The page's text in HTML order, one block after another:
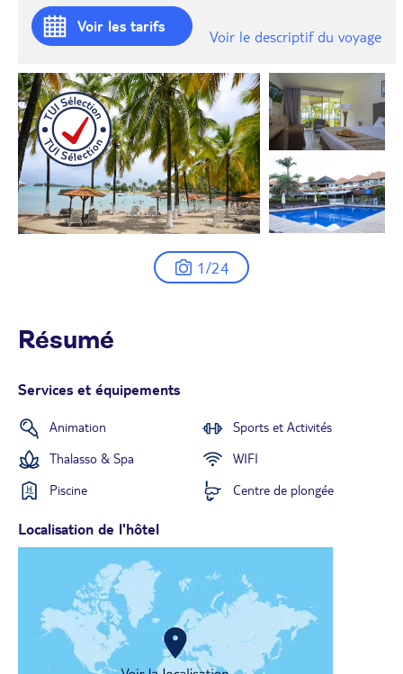
Voir les tarifs
Voir le descriptif du voyage
1/24
Résumé
Services et équipements
Animation
Sports et Activités
Thalasso & Spa
WIFI
Piscine
Centre de plongée
Localisation de l'hôtel